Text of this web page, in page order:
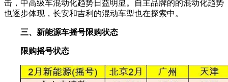
击，中高级车混动化趋势日益明显。自主品牌的的混动化趋势
也逐步体现，长安和吉利的混动车型也在探索中。
三、新能源车摇号限购状态
限购摇号状态